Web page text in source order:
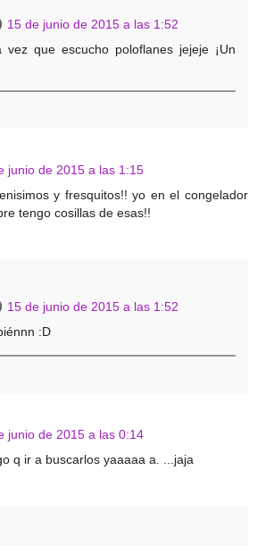
15 de junio de 2015 a las 1:52
vez que escucho poloflanes jejeje ¡Un
junio de 2015 a las 1:15
y fresquitos!! yo en el congelador
tengo cosillas de esas!!
15 de junio de 2015 a las 1:52
:D
junio de 2015 a las 0:14
q ir a buscarlos yaaaaa a. ...jaja